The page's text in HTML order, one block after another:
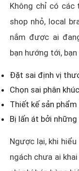
Không chỉ có các
shop nhỏ, local
nắm được ai
bạn hướng tới, bạn
Đặt sai định vị
Chọn sai phân
Thiết kế sản
Bị lấn át bởi
Ngược lại, khi
ngách chưa ai